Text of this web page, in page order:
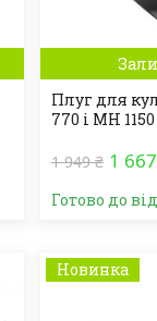
Плуг для
770 і MH
1 949 ₴ 1
Готово до
Новинка